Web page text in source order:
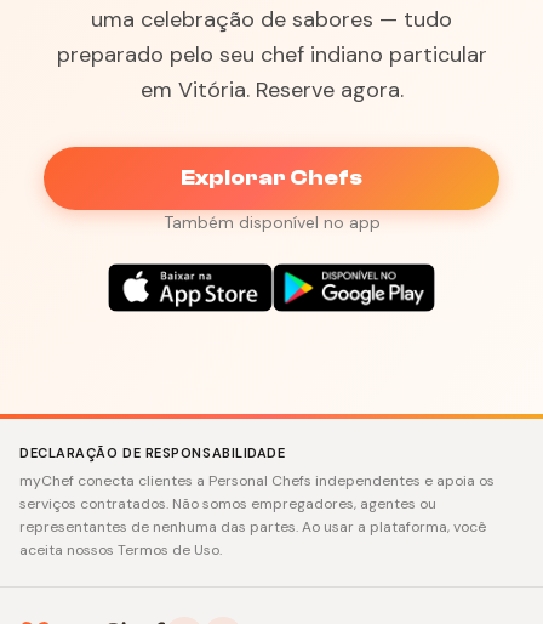
uma celebração de sabores — tudo
preparado pelo seu chef indiano particular
em Vitória. Reserve agora.
Explorar Chefs
Também disponível no app
DECLARAÇÃO DE RESPONSABILIDADE
myChef conecta clientes a Personal Chefs independentes e apoia os
serviços contratados. Não somos empregadores, agentes ou
representantes de nenhuma das partes. Ao usar a plataforma, você
aceita nossos Termos de Uso.